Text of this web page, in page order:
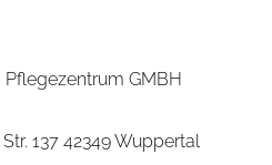
GMBH
137 42349 Wuppertal